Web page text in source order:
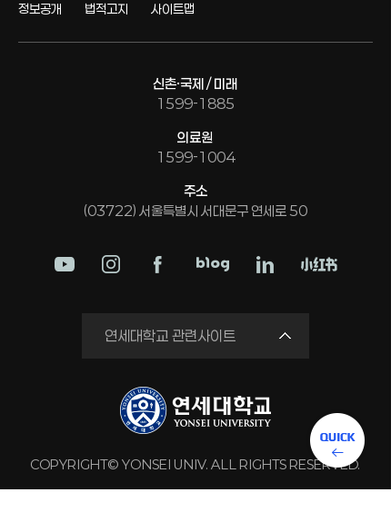
정보공개
법적고지 사이트맵
신촌·국제 / 미래
1599-1885
의료원
1599-1004
주소
(03722) 서울특별시 서대문구 연세로 50
COPYRIGHT© YONSEI UNIV. ALL RIGHTS RESERVED.
연세대학교 관련사이트
학교법인
세브란스병원
강남세브란스병원
용인세브란스병원
원주세브란스기독병원